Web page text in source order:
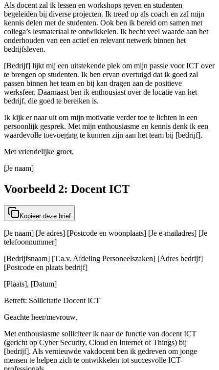
Als docent zal ik lessen en workshops geven en studenten
begeleiden bij diverse projecten. Ik treed op als coach en zal mijn
kennis delen met de studenten. Ook ben ik bereid om samen met
collega’s lesmateriaal te ontwikkelen. Ik hecht veel waarde aan het
onderhouden van een actief en relevant netwerk binnen het
bedrijfsleven.
[Bedrijf] lijkt mij een uitstekende plek om mijn passie voor ICT over
te brengen op studenten. Ik ben ervan overtuigd dat ik goed zal
passen binnen het team en bij kan dragen aan de positieve
werksfeer. Daarnaast ben ik enthousiast over de locatie van het
bedrijf, die goed te bereiken is.
Ik kijk er naar uit om mijn motivatie verder toe te lichten in een
persoonlijk gesprek. Met mijn enthousiasme en kennis denk ik een
waardevolle toevoeging te kunnen zijn aan het team bij [bedrijf].
Met vriendelijke groet,
[Je naam]
Voorbeeld 2: Docent ICT
Kopieer deze brief
[Je naam] [Je adres] [Postcode en woonplaats] [Je e-mailadres] [Je
telefoonnummer]
[Bedrijfsnaam] [T.a.v. Afdeling Personeelszaken] [Adres bedrijf]
[Postcode en plaats bedrijf]
[Plaats], [Datum]
Betreft: Sollicitatie Docent ICT
Geachte heer/mevrouw,
Met enthousiasme solliciteer ik naar de functie van docent ICT
(gericht op Cyber Security, Cloud en Internet of Things) bij
[bedrijf]. Als vernieuwde vakdocent ben ik gedreven om jonge
mensen te helpen zich te ontwikkelen tot succesvolle ICT-